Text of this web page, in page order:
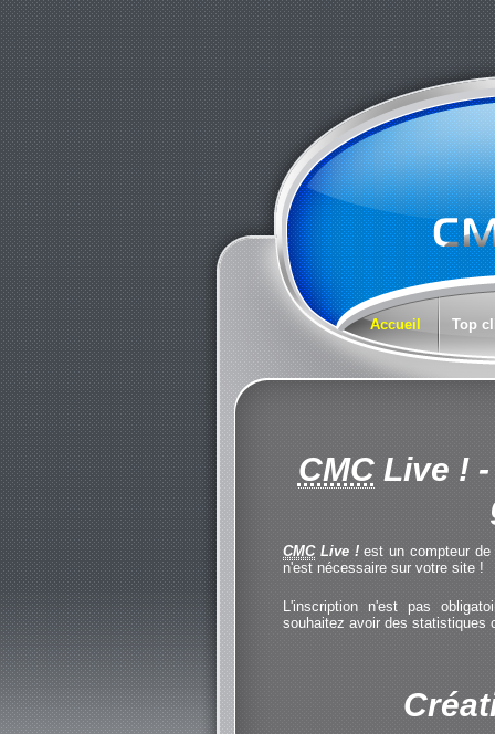
Accueil Top
CMCLive !-
CMCLive !est un compteur de
n'est nécessaire sur votre site !
L'inscription n'est pas
souhaitez avoir des statistiques